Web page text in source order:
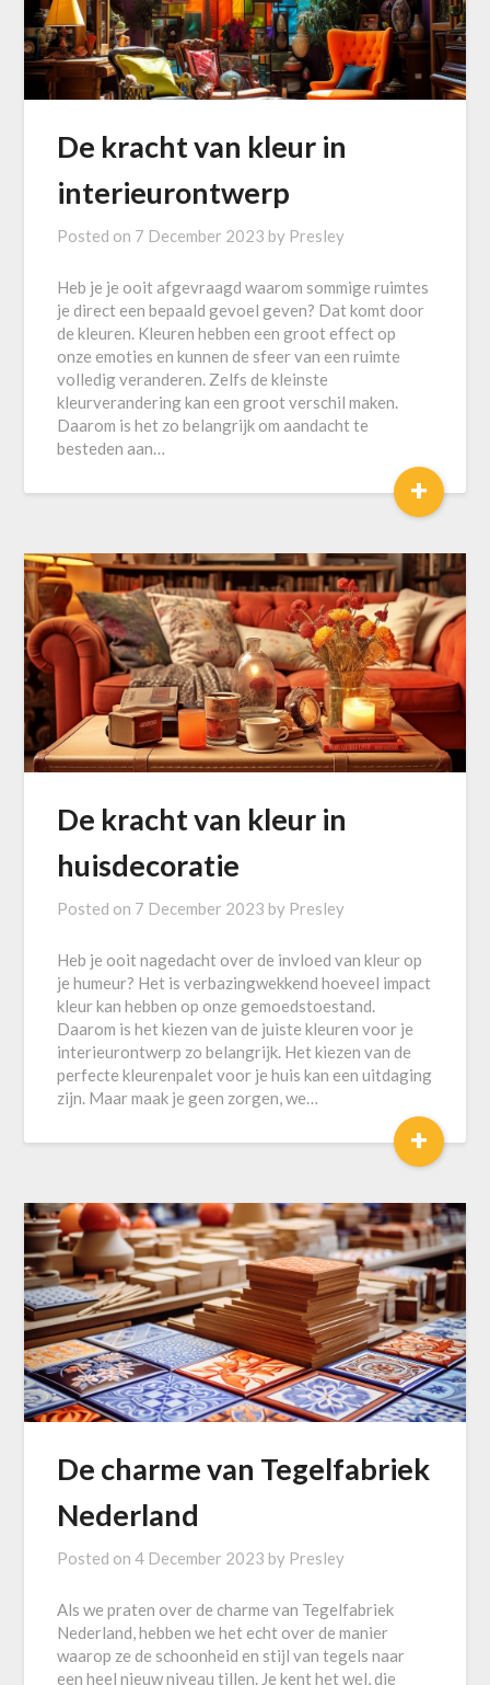
De kracht van kleur in
interieurontwerp
Posted on 7 December 2023 by Presley
Heb je je ooit afgevraagd waarom sommige ruimtes
je direct een bepaald gevoel geven? Dat komt door
de kleuren. Kleuren hebben een groot effect op
onze emoties en kunnen de sfeer van een ruimte
volledig veranderen. Zelfs de kleinste
kleurverandering kan een groot verschil maken.
Daarom is het zo belangrijk om aandacht te
besteden aan…
+
De kracht van kleur in
huisdecoratie
Posted on 7 December 2023 by Presley
Heb je ooit nagedacht over de invloed van kleur op
je humeur? Het is verbazingwekkend hoeveel impact
kleur kan hebben op onze gemoedstoestand.
Daarom is het kiezen van de juiste kleuren voor je
interieurontwerp zo belangrijk. Het kiezen van de
perfecte kleurenpalet voor je huis kan een uitdaging
zijn. Maar maak je geen zorgen, we…
+
De charme van Tegelfabriek
Nederland
Posted on4 December 2023 by Presley
Als we praten over de charme van Tegelfabriek
Nederland, hebben we het echt over de manier
waarop ze de schoonheid en stijl van tegels naar
een heel nieuw niveau tillen. Je kent het wel, die